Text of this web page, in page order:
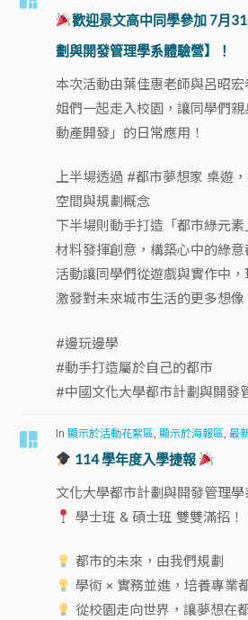
歡迎景文高中同學參加 7月
劃與開發管理學系體驗營】！
本次活動由葉佳惠老師與呂昭
姐們一起走入校園，讓同學們
動產開發」的日常應用！
上半場透過 #都市夢想家 桌遊
空間與規劃概念
下半場則動手打造「都市綠元
材料發揮創意，構築心中的綠意
活動讓同學們從遊戲與實作中，
激發對未來城市生活的更多想像
#邊玩邊學
#動手打造屬於自己的都市
#中國文化大學都市計劃與開發
In顯示於活動花絮區 ,顯示於海報區 ,最
114 學年度入學捷報
文化大學都市計劃與開發管理學
學士班 & 碩士班 雙雙滿招！
都市的未來，由我們規劃
學術 × 實務並進，培養專業
從校園走向世界，讓夢想在